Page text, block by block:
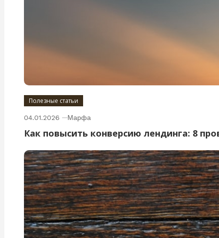
Полезные статьи
04.01.2026 Марфа
Как повысить конверсию лендинга: 8